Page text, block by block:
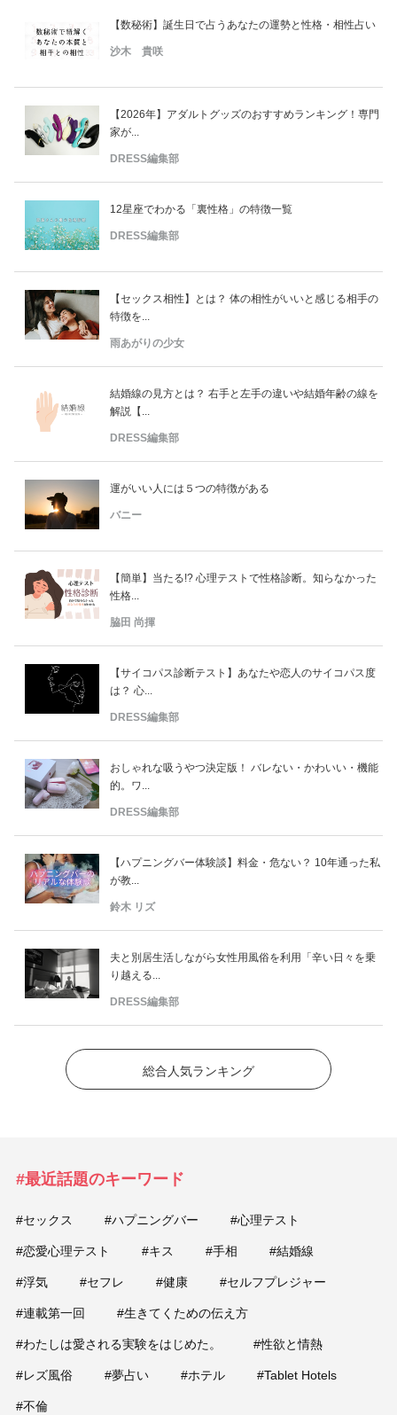
【数秘術】誕生日で占うあなたの運勢と性格・相性占い
沙木 貴咲
【2026年】アダルトグッズのおすすめランキング！専門
家が...
DRESS編集部
12星座でわかる「裏性格」の特徴一覧
DRESS編集部
【セックス相性】とは？ 体の相性がいいと感じる相手の
特徴を...
雨あがりの少女
結婚線の見方とは？ 右手と左手の違いや結婚年齢の線を
解説【...
DRESS編集部
運がいい人には５つの特徴がある
バニー
【簡単】当たる!? 心理テストで性格診断。知らなかった
性格...
脇田 尚揮
【サイコパス診断テスト】あなたや恋人のサイコパス度
は？ 心...
DRESS編集部
おしゃれな吸うやつ決定版！ バレない・かわいい・機能
的。ワ...
DRESS編集部
【ハプニングバー体験談】料金・危ない？ 10年通った私
が教...
鈴木 リズ
夫と別居生活しながら女性用風俗を利用「辛い日々を乗
り越える...
DRESS編集部
総合人気ランキング
#最近話題のキーワード
#セックス #ハプニングバー #心理テスト
#恋愛心理テスト #キス #手相 #結婚線
#浮気 #セフレ #健康 #セルフプレジャー
#連載第一回 #生きてくための伝え方
#わたしは愛される実験をはじめた。 #性欲と情熱
#レズ風俗 #夢占い #ホテル #Tablet Hotels
#不倫